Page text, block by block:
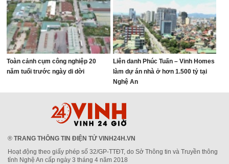
Toàn cảnh cụm công nghiệp 20
năm tuổi trước ngày di dời
Liên danh Phúc Tuấn – Vinh Homes
làm dự án nhà ở hơn 1.500 tỷ tại
Nghệ An
® TRANG THÔNG TIN ĐIỆN TỬ VINH24H.VN
Hoạt động theo giấy phép số 32/GP-TTĐT, do Sở Thông tin và Truyền thông
tỉnh Nghệ An cấp ngày 3 tháng 4 năm 2018